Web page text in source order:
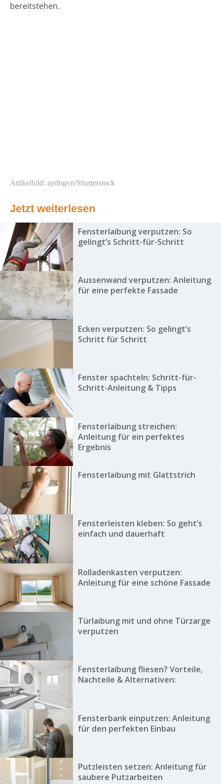
bereitstehen.
Artikelbild: aydngvn/Shutterstock
Jetzt weiterlesen
Fensterlaibung verputzen: So
gelingt’s Schritt-für-Schritt
Aussenwand verputzen: Anleitung
für eine perfekte Fassade
Ecken verputzen: So gelingt’s
Schritt für Schritt
Fenster spachteln: Schritt-für-
Schritt-Anleitung & Tipps
Fensterlaibung streichen:
Anleitung für ein perfektes
Ergebnis
Fensterlaibung mit Glattstrich
Fensterleisten kleben: So geht’s
einfach und dauerhaft
Rolladenkasten verputzen:
Anleitung für eine schöne Fassade
Türlaibung mit und ohne Türzarge
verputzen
Fensterlaibung fliesen? Vorteile,
Nachteile & Alternativen:
Fensterbank einputzen: Anleitung
für den perfekten Einbau
Putzleisten setzen: Anleitung für
saubere Putzarbeiten